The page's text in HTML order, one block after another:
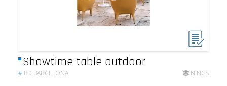
Showtime table outdoor
# BD BARCELONA NINCS